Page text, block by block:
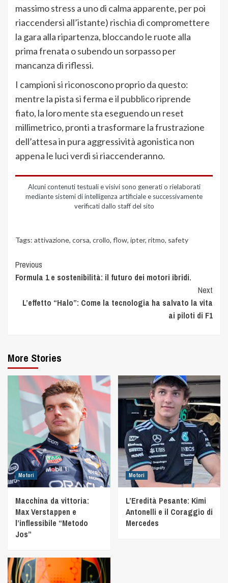
massimo stress a uno di calma apparente, per poi
riaccendersi all’istante) rischia di compromettere
la gara alla ripartenza, bloccando le ruote alla
prima frenata o subendo un sorpasso per
mancanza di riflessi.
I campioni si riconoscono proprio da questo:
mentre la pista si ferma e il pubblico riprende
fiato, la loro mente sta eseguendo un reset
millimetrico, pronti a trasformare la frustrazione
dell’attesa in pura aggressività agonistica non
appena le luci verdi si riaccenderanno.
Alcuni contenuti testuali e visivi sono generati o rielaborati
mediante sistemi di intelligenza artificiale e successivamente
verificati dallo staff del sito
Tags: attivazione, corsa, crollo, flow, ipter, ritmo, safety
Previous
Formula 1 e sostenibilità: il futuro dei motori ibridi.
Next
L’effetto “Halo”: Come la tecnologia ha salvato la vita
ai piloti di F1
More Stories
Motori
Macchina da vittoria:
Max Verstappen e
l’inflessibile “Metodo
Jos”
Motori
L’Eredità Pesante: Kimi
Antonelli e il Coraggio di
Mercedes